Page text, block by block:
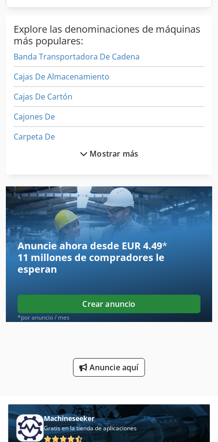
Explore las denominaciones de máquinas
más populares:
Banda Transportadora De Cadena
Cajas De Almacenamiento
Cajas De Cartón
Cajones De
Carpeta De
Cercas De La Construcción
Cesta De Trabajo
Cestas De Transporte
Cinta De Correr
Corte De La Máquina De Corte
Corte De Metales
Entrenador De
Fabricante De Correas Transportadoras
Sierras De Cinta
Sistema De Limpieza De Cinta Transportadora
Mostrar más
Anuncie ahora desde EUR 4.49*
11 millones de compradores le
esperan
Crear anuncio
*por anuncio / mes
Anuncie aquí
Machineseeker
Gratis en la tienda de aplicaciones